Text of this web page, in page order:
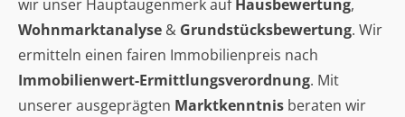
wir unser Hauptaugenmerk aufHausbewertung,
Wohnmarktanalyse & Grundstücksbewertung. Wir
ermitteln einen fairen Immobilienpreis nach
Immobilienwert-Ermittlungsverordnung. Mit
unserer ausgeprägten Marktkenntnis beraten wir